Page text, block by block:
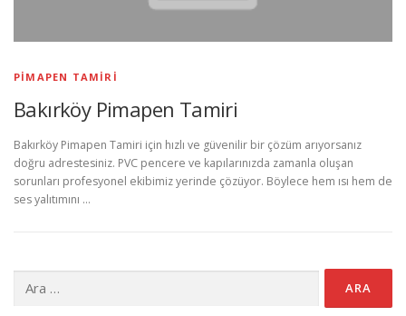
PIMAPEN TAMIRI
Bakırköy Pimapen Tamiri
Bakırköy Pimapen Tamiri için hızlı ve güvenilir bir çözüm arıyorsanız
doğru adrestesiniz. PVC pencere ve kapılarınızda zamanla oluşan
sorunları profesyonel ekibimiz yerinde çözüyor. Böylece hem ısı hem de
ses yalıtımını …